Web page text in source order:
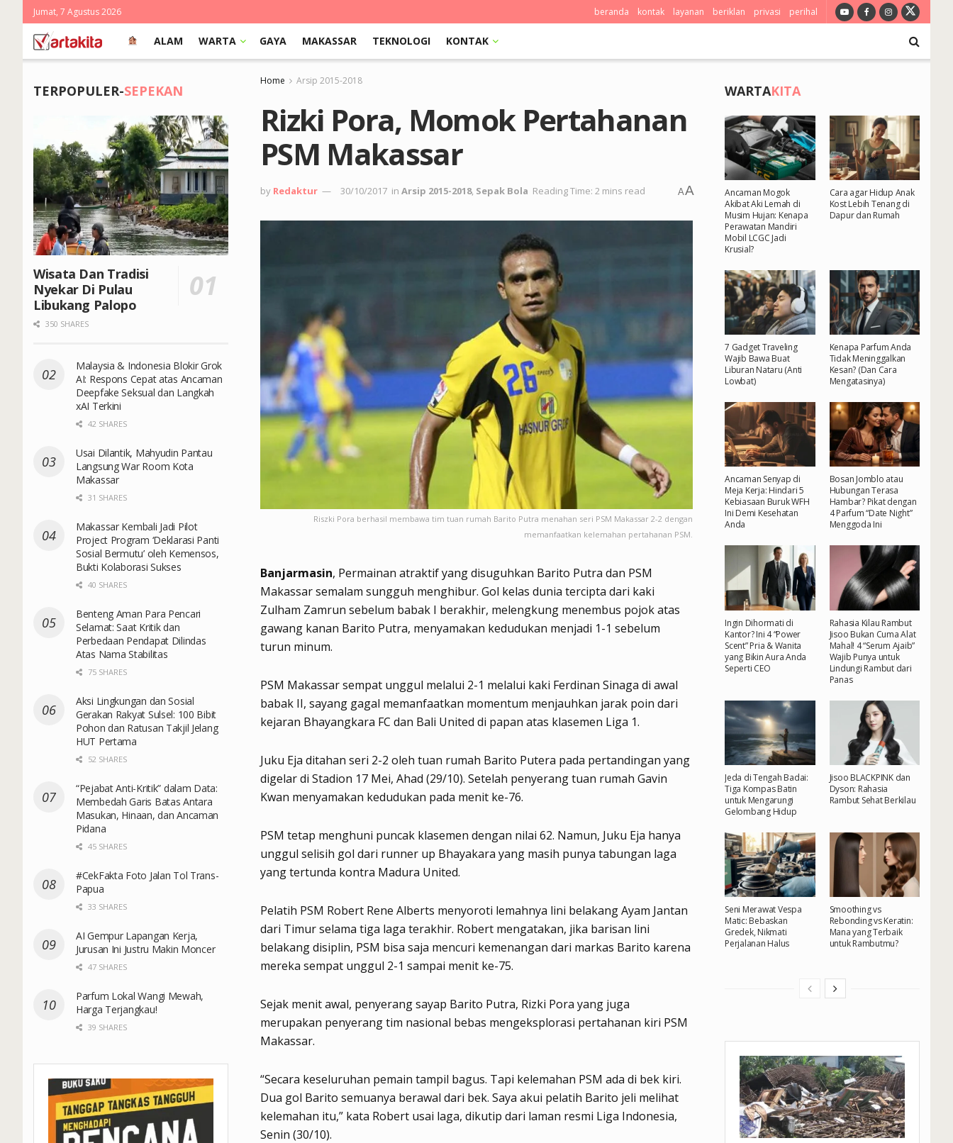
Jumat, 7 Agustus 2026 beranda kontak layanan beriklan privasi perihal
ALAM WARTA GAYA MAKASSAR TEKNOLOGI KONTAK
Home Arsip 2015-2018
Rizki Pora, Momok Pertahanan
PSM Makassar
by Redaktur 30/10/2017 in Arsip 2015-2018, Sepak Bola Reading Time: 2 mins read AA
Riszki Pora berhasil membawa tim tuan rumah Barito Putra menahan seri PSM Makassar 2-2 dengan
memanfaatkan kelemahan pertahanan PSM.
Banjarmasin, Permainan atraktif yang disuguhkan Barito Putra dan PSM
Makassar semalam sungguh menghibur. Gol kelas dunia tercipta dari kaki
Zulham Zamrun sebelum babak I berakhir, melengkung menembus pojok atas
gawang kanan Barito Putra, menyamakan kedudukan menjadi 1-1 sebelum
turun minum.
PSM Makassar sempat unggul melalui 2-1 melalui kaki Ferdinan Sinaga di awal
babak II, sayang gagal memanfaatkan momentum menjauhkan jarak poin dari
kejaran Bhayangkara FC dan Bali United di papan atas klasemen Liga 1.
Juku Eja ditahan seri 2-2 oleh tuan rumah Barito Putera pada pertandingan yang
digelar di Stadion 17 Mei, Ahad (29/10). Setelah penyerang tuan rumah Gavin
Kwan menyamakan kedudukan pada menit ke-76.
PSM tetap menghuni puncak klasemen dengan nilai 62. Namun, Juku Eja hanya
unggul selisih gol dari runner up Bhayakara yang masih punya tabungan laga
yang tertunda kontra Madura United.
Pelatih PSM Robert Rene Alberts menyoroti lemahnya lini belakang Ayam Jantan
dari Timur selama tiga laga terakhir. Robert mengatakan, jika barisan lini
belakang disiplin, PSM bisa saja mencuri kemenangan dari markas Barito karena
mereka sempat unggul 2-1 sampai menit ke-75.
Sejak menit awal, penyerang sayap Barito Putra, Rizki Pora yang juga
merupakan penyerang tim nasional bebas mengeksplorasi pertahanan kiri PSM
Makassar.
“Secara keseluruhan pemain tampil bagus. Tapi kelemahan PSM ada di bek kiri.
Dua gol Barito semuanya berawal dari bek. Saya akui pelatih Barito jeli melihat
kelemahan itu,” kata Robert usai laga, dikutip dari laman resmi Liga Indonesia,
Senin (30/10).
TERPOPULER-SEPEKAN
Wisata Dan Tradisi
Nyekar Di Pulau
Libukang Palopo
350 SHARES
Malaysia & Indonesia Blokir Grok
AI: Respons Cepat atas Ancaman
Deepfake Seksual dan Langkah
xAI Terkini
42 SHARES
Usai Dilantik, Mahyudin Pantau
Langsung War Room Kota
Makassar
31 SHARES
Makassar Kembali Jadi Pilot
Project Program ‘Deklarasi Panti
Sosial Bermutu’ oleh Kemensos,
Bukti Kolaborasi Sukses
40 SHARES
Benteng Aman Para Pencari
Selamat: Saat Kritik dan
Perbedaan Pendapat Dilindas
Atas Nama Stabilitas
75 SHARES
Aksi Lingkungan dan Sosial
Gerakan Rakyat Sulsel: 100 Bibit
Pohon dan Ratusan Takjil Jelang
HUT Pertama
52 SHARES
“Pejabat Anti-Kritik” dalam Data:
Membedah Garis Batas Antara
Masukan, Hinaan, dan Ancaman
Pidana
45 SHARES
#CekFakta Foto Jalan Tol Trans-
Papua
33 SHARES
AI Gempur Lapangan Kerja,
Jurusan Ini Justru Makin Moncer
47 SHARES
Parfum Lokal Wangi Mewah,
Harga Terjangkau!
39 SHARES
WARTAKITA
Ancaman Mogok
Akibat Aki Lemah di
Musim Hujan: Kenapa
Perawatan Mandiri
Mobil LCGC Jadi
Krusial?
Cara agar Hidup Anak
Kost Lebih Tenang di
Dapur dan Rumah
7 Gadget Traveling
Wajib Bawa Buat
Liburan Nataru (Anti
Lowbat)
Kenapa Parfum Anda
Tidak Meninggalkan
Kesan? (Dan Cara
Mengatasinya)
Ancaman Senyap di
Meja Kerja: Hindari 5
Kebiasaan Buruk WFH
Ini Demi Kesehatan
Anda
Bosan Jomblo atau
Hubungan Terasa
Hambar? Pikat dengan
4 Parfum “Date Night”
Menggoda Ini
Ingin Dihormati di
Kantor? Ini 4 “Power
Scent” Pria & Wanita
yang Bikin Aura Anda
Seperti CEO
Rahasia Kilau Rambut
Jisoo Bukan Cuma Alat
Mahal! 4 “Serum Ajaib”
Wajib Punya untuk
Lindungi Rambut dari
Panas
Jeda di Tengah Badai:
Tiga Kompas Batin
untuk Mengarungi
Gelombang Hidup
Jisoo BLACKPINK dan
Dyson: Rahasia
Rambut Sehat Berkilau
Seni Merawat Vespa
Matic: Bebaskan
Gredek, Nikmati
Perjalanan Halus
Smoothing vs
Rebonding vs Keratin:
Mana yang Terbaik
untuk Rambutmu?